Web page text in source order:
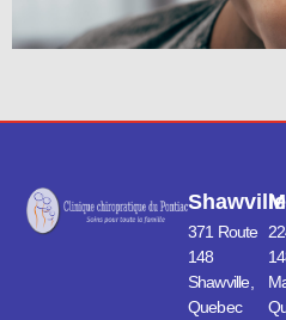
Shawville
371 Route
148
Shawville,
Quebec